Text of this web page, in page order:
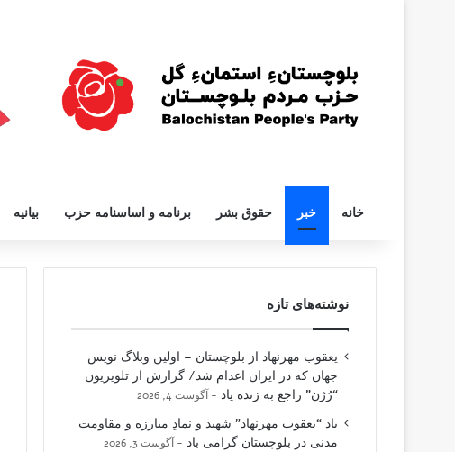
خانه خبر حقوق بشر برنامه و اساسنامه حزب بیانیه
نوشته‌های تازه
یعقوب مهرنهاد از بلوچستان – اولین وبلاگ نویس
جهان که در ایران اعدام شد/ گزارش از تلویزیون
“رُژن” راجع به زنده یاد
آگوست 4, 2026
یاد “یعقوب مهرنهاد” شهید و نمادِ مبارزه و مقاومت
مدنی در بلوچستان گرامی باد
آگوست 3, 2026